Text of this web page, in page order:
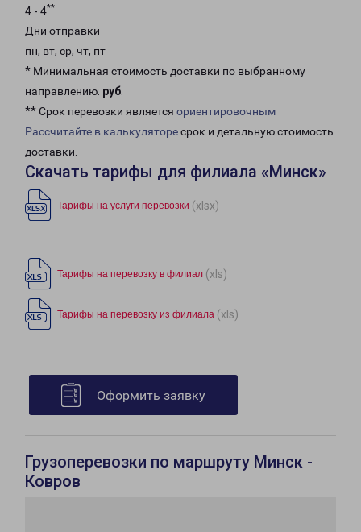
4 - 4**
Дни отправки
пн, вт, ср, чт, пт
* Минимальная стоимость доставки по выбранному
направлению: руб.
** Срок перевозки является ориентировочным
Рассчитайте в калькуляторесрок и детальную стоимость
доставки.
Скачать тарифы для филиала «Минск»
Тарифы на услуги перевозки (xlsx)
Тарифы на перевозку в филиал (xls)
Тарифы на перевозку из филиала (xls)
Оформить заявку
Грузоперевозки по маршруту Минск -
Ковров